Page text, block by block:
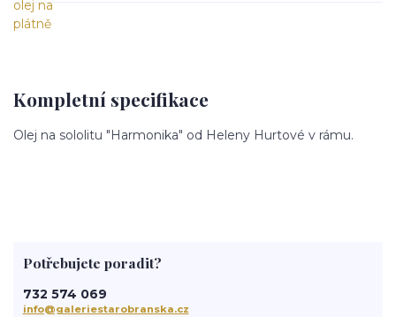
Kompletní specifikace
Olej na sololitu "Harmonika" od Heleny Hurtové v rámu.
Potřebujete poradit?
732 574 069
info@galeriestarobranska.cz